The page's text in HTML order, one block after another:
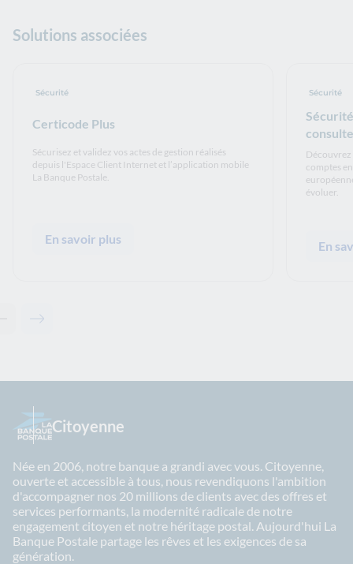
Solutions associées
Certicode Plus
Sécurité
Sécurisez et validez vos actes de gestion réalisés
depuis l'Espace Client Internet et l’application mobile
La Banque Postale.
En savoir plus
Sécurité
Découvrez
comptes
évoluer.
En
Contenu précédent - Solutions associées
Contenu suivant - Solutions associées
Citoyenne
Née en 2006, notre banque a grandi avec vous. Citoyenne,
ouverte et accessible à tous, nous revendiquons l'ambition
d'accompagner nos 20 millions de clients avec des offres et
services performants, la modernité radicale de notre
engagement citoyen et notre héritage postal. Aujourd'hui La
Banque Postale partage les rêves et les exigences de sa
génération.